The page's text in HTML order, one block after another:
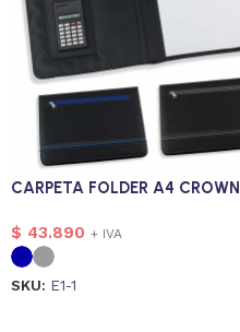
CARPETA FOLDER A4 CROWN
$ 43.890 + IVA
SKU: E1-1